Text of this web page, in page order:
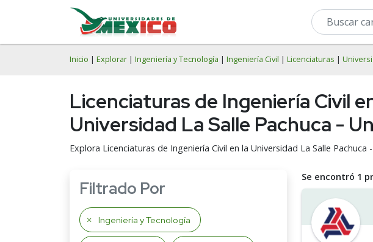
Inicio | Explorar | Ingeniería y Tecnología | Ingeniería Civil | Licenciaturas |
Licenciaturas de Ingeniería Civil
Universidad La Salle Pachuca -
Explora Licenciaturas de Ingeniería Civil en la Universidad La Salle Pachuca
Filtrado Por
Ingeniería y Tecnología
Se encontró 1